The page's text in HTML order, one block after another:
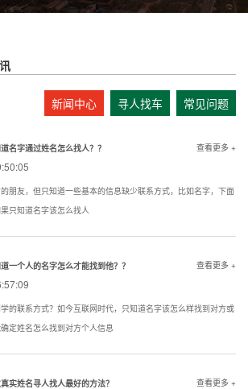
新闻中心 寻人找车 常见问题
名字通过姓名怎么找人？？ 查看更多 +
朋友，但只知道一些基本的信息缺少联系方式，比如名字，下面
只知道名字该怎么找人
道一个人的名字怎么才能找到他？？ 查看更多 +
的联系方式？如今互联网时代，只知道名字该怎么样找到对方或
定姓名怎么找到对方个人信息
实姓名寻人找人最好的方法？ 查看更多 +